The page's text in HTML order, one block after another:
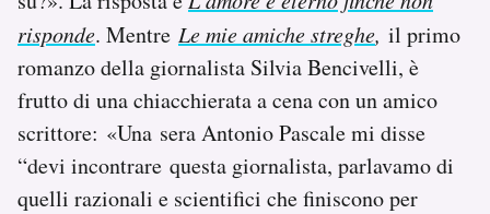
risponde. Mentre Le mie amiche streghe, il primo
romanzo della giornalista Silvia Bencivelli, è
frutto di una chiacchierata a cena con un amico
scrittore: «Una sera Antonio Pascale mi disse
“devi incontrare questa giornalista, parlavamo di
quelli razionali e scientifici che finiscono per